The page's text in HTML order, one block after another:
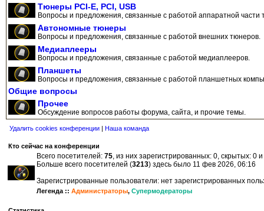
Тюнеры PCI-E, PCI, USB
Вопросы и предложения, связанные с работой аппаратной части
Автономные тюнеры
Вопросы и предложения, связанные с работой внешних тюнеров.
Медиаплееры
Вопросы и предложения, связанные с работой медиаплееров.
Планшеты
Вопросы и предложения, связанные с работой планшетных
Общие вопросы
Прочее
Обсуждение вопросов работы форума, сайта, и прочие темы.
Удалить cookies конференции | Наша команда
Кто сейчас на конференции
Всего посетителей: 75, из них зарегистрированных: 0, скрытых: 0
Больше всего посетителей (3213) здесь было 11 фев 2026, 06:16
Зарегистрированные пользователи: нет зарегистрированных
Легенда :: Администраторы, Супермодераторы